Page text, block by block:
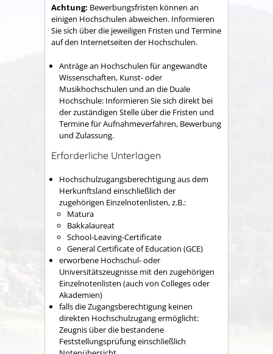
Achtung: Bewerbungsfristen können an
einigen Hochschulen abweichen. Informieren
Sie sich über die jeweiligen Fristen und Termine
auf den Internetseiten der Hochschulen.
Anträge an Hochschulen für angewandte
Wissenschaften, Kunst- oder
Musikhochschulen und an die Duale
Hochschule: Informieren Sie sich direkt bei
der zuständigen Stelle über die Fristen und
Termine für Aufnahmeverfahren, Bewerbung
und Zulassung.
Erforderliche Unterlagen
Hochschulzugangsberechtigung aus dem
Herkunftsland einschließlich der
zugehörigen Einzelnotenlisten, z.B.:
Matura
Bakkalaureat
School-Leaving-Certificate
General Certificate of Education (GCE)
erworbene Hochschul- oder
Universitätszeugnisse mit den zugehörigen
Einzelnotenlisten (auch von Colleges oder
Akademien)
falls die Zugangsberechtigung keinen
direkten Hochschulzugang ermöglicht:
Zeugnis über die bestandene
Feststellungsprüfung einschließlich